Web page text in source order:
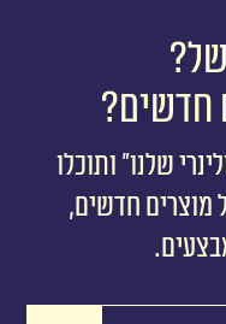
חדשים?
שלנו״ ותוכלו
מוצרים חדשים,